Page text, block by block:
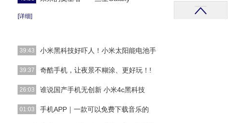
[详细]
39:43 小米黑科技好吓人！小米太阳能电池手
很多人啊不知道怎么回事，一说到小米，就嘲笑它是组装
39:37 奇酷手机，让夜景不糊涂、更好玩！!
来一场说走就走的旅行，在各处古迹名胜留下自己的印
26:03 谁说国产手机无创新 小米4c黑科技
今天（9. [详细]
01:03 手机APP｜一款可以免费下载音乐的